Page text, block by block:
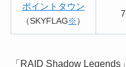
ポイントタウン
（SKYFLAG ※ ）
「RAID Shadow